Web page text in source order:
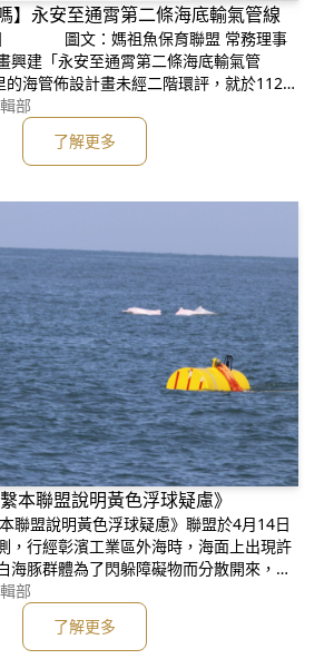
】永安至通霄第二條海底輸氣管線
】 圖文：媽祖魚保育聯盟 常務理事
興建「永安至通霄第二條海底輸氣管
海管佈設計畫未經二階環評，就於112年
得開發資格，經過1年9個月後，114年5
召開的「永安至通霄第二條海底輸氣管
要棲息環境開發利用申請案
部
了解更多
本聯盟說明黃色浮球疑慮》
聯盟說明黃色浮球疑慮》聯盟於4月14日
，行經彰濱工業區外海時，海面上出現許
海豚群體為了閃躲障礙物而分散開來，經
務中心協助調查後，得知為沃旭能源的海
源特來聯繫，為我們說明黃色浮球的構造
浮球之間並無相連，每個浮球相隔200公
間穿過，浮球下為繩索及錨，使浮球不會
部
了解更多